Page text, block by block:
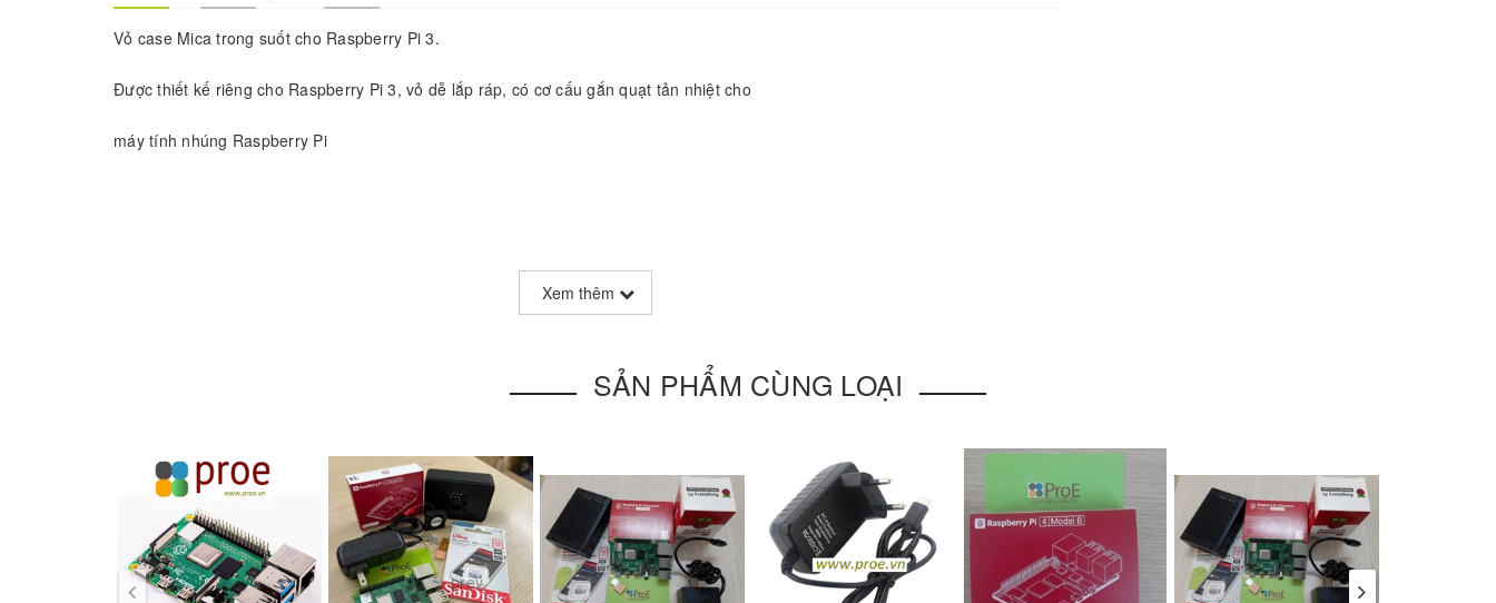
Vỏ case Mica trong suốt cho Raspberry Pi 3.
Được thiết kế riêng cho Raspberry Pi 3, vỏ dễ lắp ráp, có cơ cấu gắn quạt tản nhiệt cho
máy tính nhúng Raspberry Pi
Xem thêm
SẢN PHẨM CÙNG LOẠI
prev